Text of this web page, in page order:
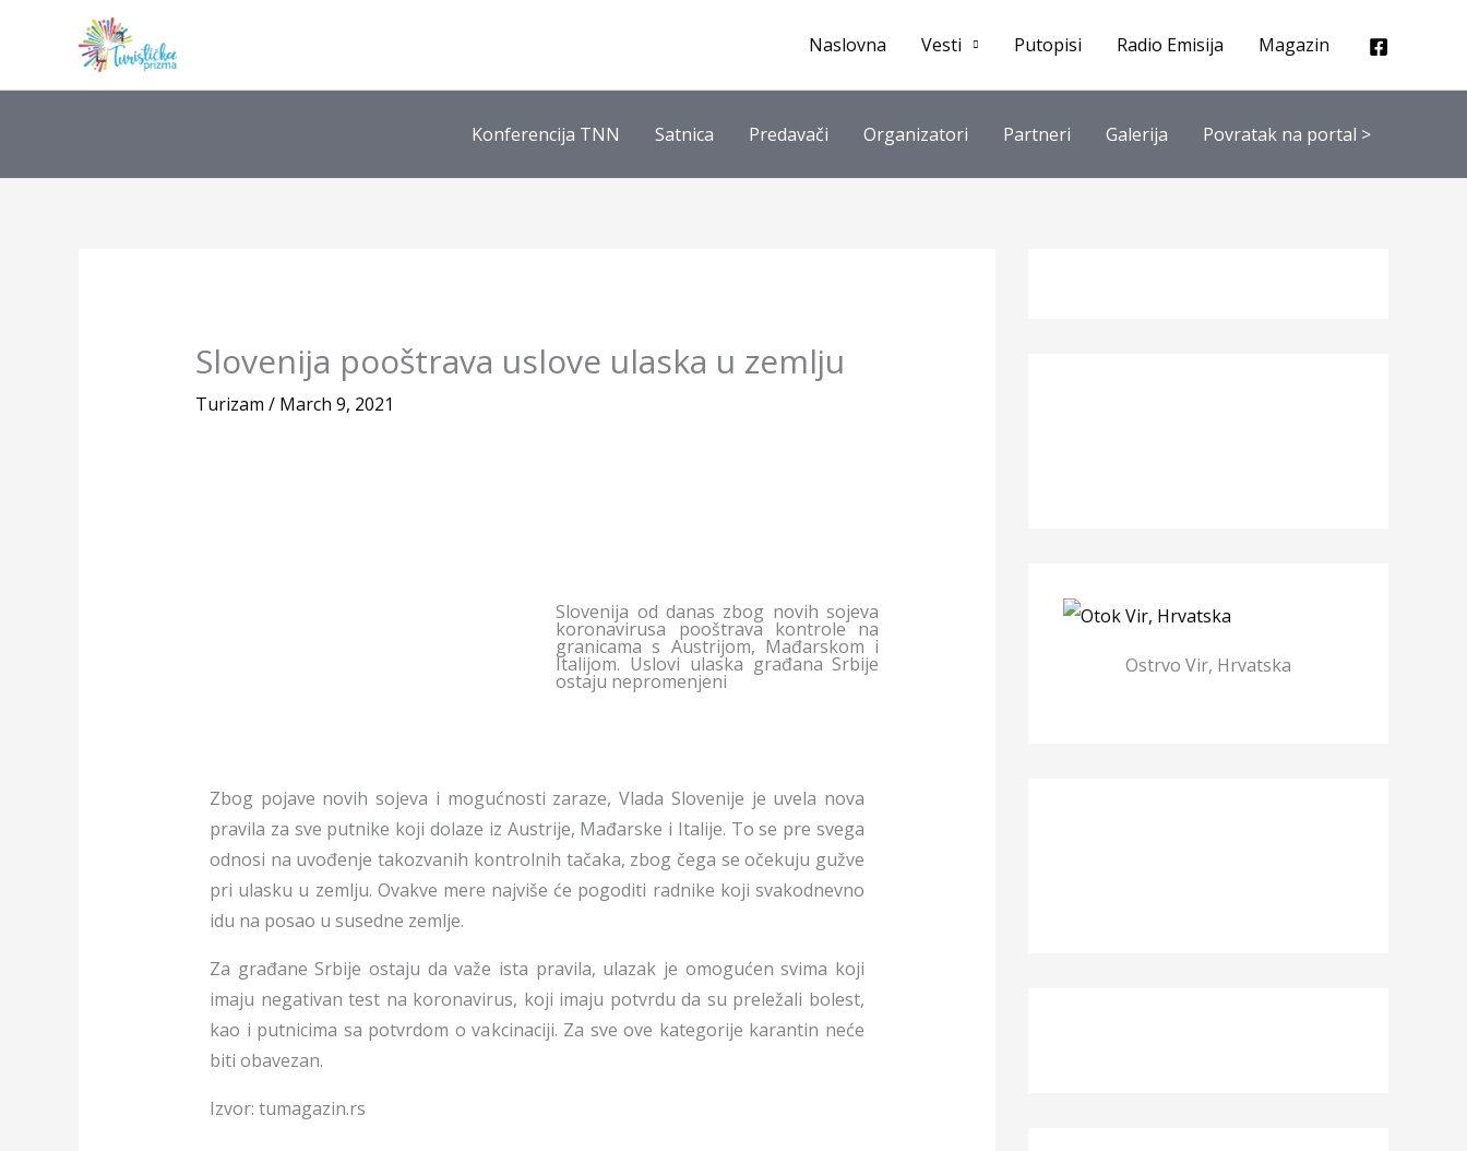
Naslovna Vesti Putopisi Radio Emisija Magazin
Konferencija TNN Satnica Predavači Organizatori Partneri Galerija Povratak na portal >
Slovenija pooštrava uslove ulaska u zemlju
Turizam / March 9, 2021
Slovenija od danas zbog novih sojeva
koronavirusa pooštrava kontrole na
granicama s Austrijom, Mađarskom i
Italijom. Uslovi ulaska građana Srbije
ostaju nepromenjeni
Zbog pojave novih sojeva i mogućnosti zaraze, Vlada Slovenije je uvela nova
pravila za sve putnike koji dolaze iz Austrije, Mađarske i Italije. To se pre svega
odnosi na uvođenje takozvanih kontrolnih tačaka, zbog čega se očekuju gužve
pri ulasku u zemlju. Ovakve mere najviše će pogoditi radnike koji svakodnevno
idu na posao u susedne zemlje.
Za građane Srbije ostaju da važe ista pravila, ulazak je omogućen svima koji
imaju negativan test na koronavirus, koji imaju potvrdu da su preležali bolest,
kao i putnicima sa potvrdom o vakcinaciji. Za sve ove kategorije karantin neće
biti obavezan.
Izvor: tumagazin.rs
Ostrvo Vir, Hrvatska